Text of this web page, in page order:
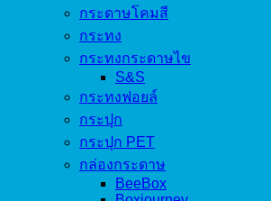
กระดาษโคมสี
กระทง
กระทงกระดาษไข
S&S
กระทงฟอยล์
กระปุก
กระปุก PET
กล่องกระดาษ
BeeBox